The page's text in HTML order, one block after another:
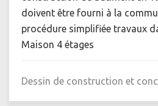
doivent être fourni à la
procédure simplifiée travaux
Maison 4 étages
Dessin de construction et